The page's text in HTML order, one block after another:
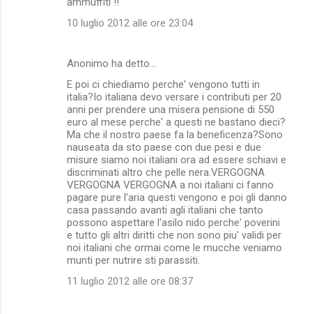
10 luglio 2012 alle ore 23:04
Anonimo ha detto…
E poi ci chiediamo perche' vengono tutti in
italia?Io italiana devo versare i contributi per 20
anni per prendere una misera pensione di 550
euro al mese perche' a questi ne bastano dieci?
Ma che il nostro paese fa la beneficenza?Sono
nauseata da sto paese con due pesi e due
misure siamo noi italiani ora ad essere schiavi e
discriminati altro che pelle nera.VERGOGNA
VERGOGNA VERGOGNA a noi italiani ci fanno
pagare pure l'aria questi vengono e poi gli danno
casa passando avanti agli italiani che tanto
possono aspettare l'asilo nido perche' poverini
e tutto gli altri diritti che non sono piu' validi per
noi italiani che ormai come le mucche veniamo
munti per nutrire sti parassiti.
11 luglio 2012 alle ore 08:37